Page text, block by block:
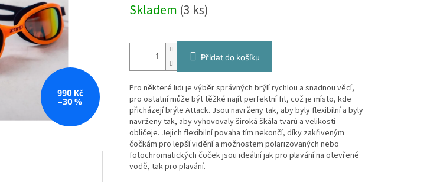
990 Kč
–30 %
cena:
Skladem (3 ks)
Přidat do košíku
Pro některé lidi je výběr správných brýlí rychlou a snadnou věcí,
pro ostatní může být těžké najít perfektní fit, což je místo, kde
přicházejí brýle Attack. Jsou navrženy tak, aby byly flexibilní a byly
navrženy tak, aby vyhovovaly široká škála tvarů a velikostí
obličeje. Jejich flexibilní povaha tím nekončí, díky zakřiveným
čočkám pro lepší vidění a možnostem polarizovaných nebo
fotochromatických čoček jsou ideální jak pro plavání na otevřené
vodě, tak pro plavání.